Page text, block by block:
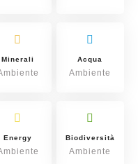
Minerali Acqua
Ambiente
Energy Biodiversità
Ambiente